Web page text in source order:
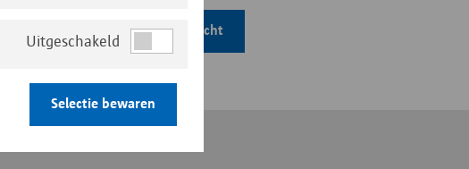
Open archievenoverzicht
Uitgeschakeld
Selectie bewaren